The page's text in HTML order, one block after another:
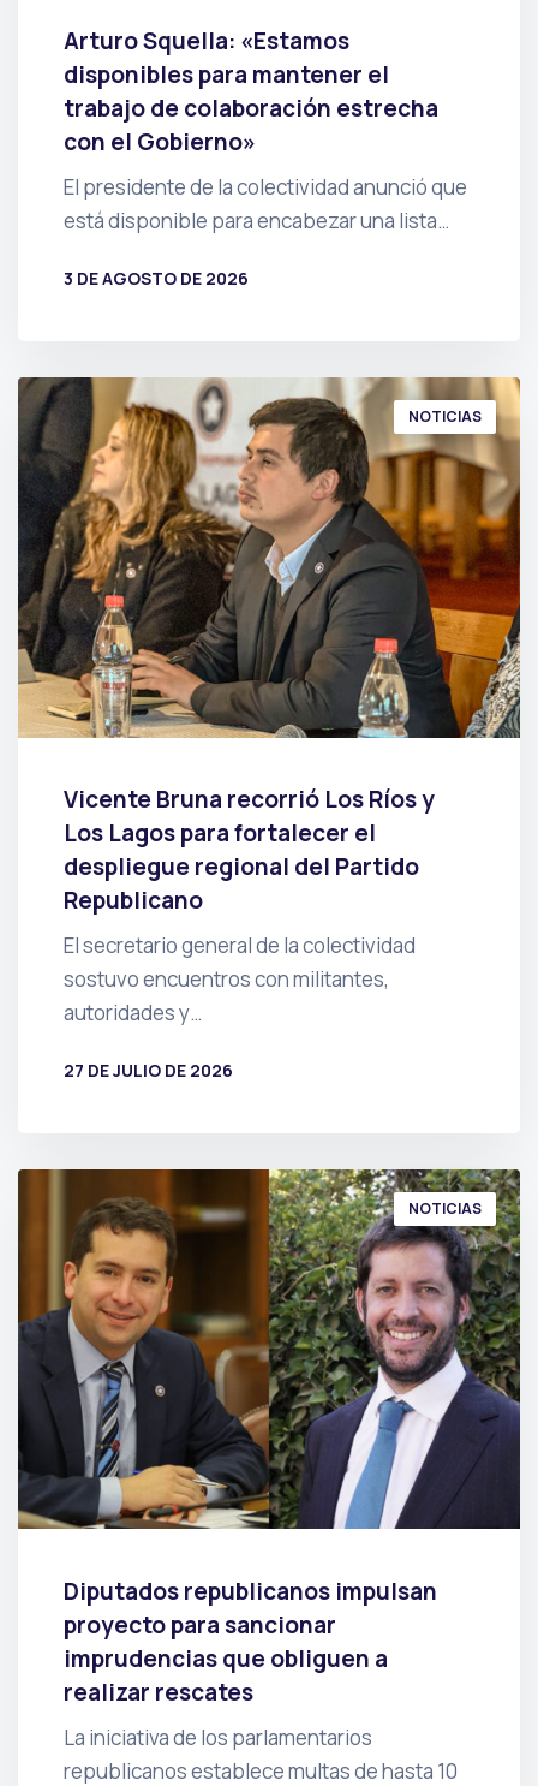
Arturo Squella: «Estamos
disponibles para mantener el
trabajo de colaboración estrecha
con el Gobierno»
El presidente de la colectividad anunció que
está disponible para encabezar una lista…
3 DE AGOSTO DE 2026
NOTICIAS
Vicente Bruna recorrió Los Ríos y
Los Lagos para fortalecer el
despliegue regional del Partido
Republicano
El secretario general de la colectividad
sostuvo encuentros con militantes,
autoridades y…
27 DE JULIO DE 2026
NOTICIAS
Diputados republicanos impulsan
proyecto para sancionar
imprudencias que obliguen a
realizar rescates
La iniciativa de los parlamentarios
republicanos establece multas de hasta 10